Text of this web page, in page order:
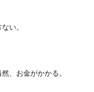
い。
、お金がかかる。